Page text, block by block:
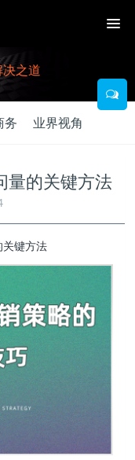
之道
务 业界视角
量的关键方法
键方法